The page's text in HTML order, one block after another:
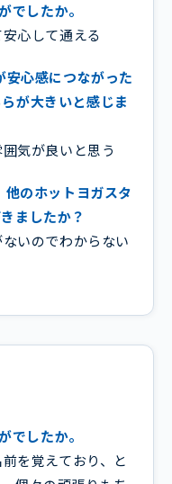
でしたか。
心して通える
安心感につながった
が大きいと感じま
気が良いと思う
のホットヨガスタ
ましたか？
いのでわからない
でしたか。
を覚えており、と